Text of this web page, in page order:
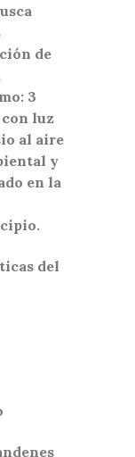
de
3
con luz
al aire
y
en la
del